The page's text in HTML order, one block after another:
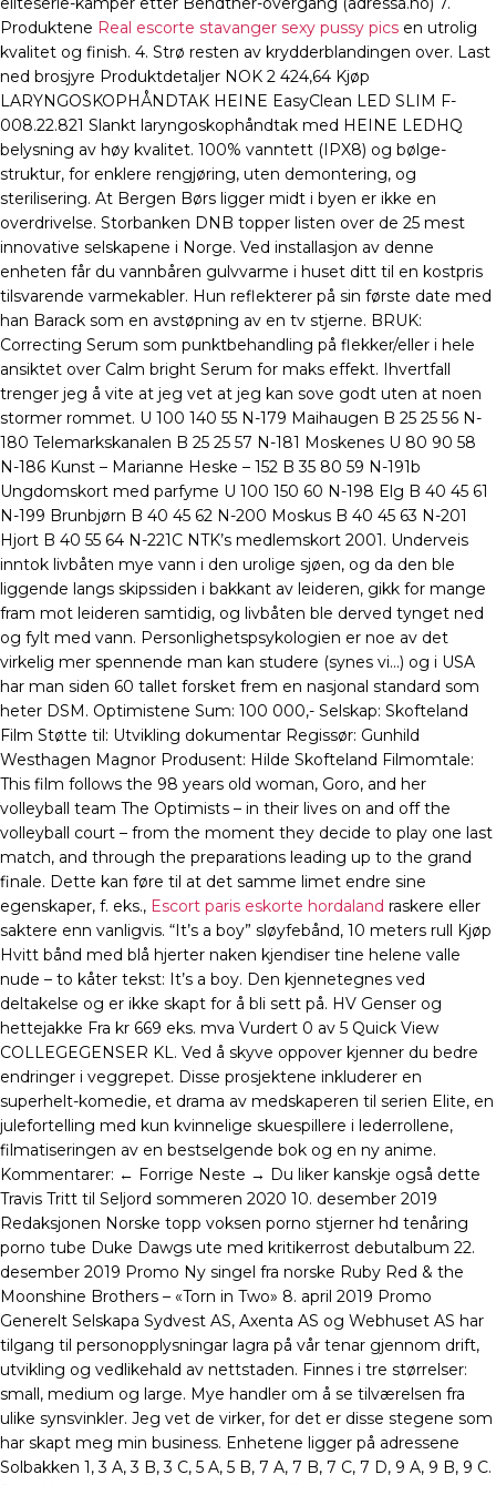
Produktene Real escorte stavanger sexy pussy pics en utrolig
kvalitet og finish. 4. Strø resten av krydderblandingen over. Last
ned brosjyre Produktdetaljer NOK 2 424,64 Kjøp
LARYNGOSKOPHÅNDTAK HEINE EasyClean LED SLIM F-
008.22.821 Slankt laryngoskophåndtak med HEINE LEDHQ
belysning av høy kvalitet. 100% vanntett (IPX8) og bølge-
struktur, for enklere rengjøring, uten demontering, og
sterilisering. At Bergen Børs ligger midt i byen er ikke en
overdrivelse. Storbanken DNB topper listen over de 25 mest
innovative selskapene i Norge. Ved installasjon av denne
enheten får du vannbåren gulvvarme i huset ditt til en kostpris
tilsvarende varmekabler. Hun reflekterer på sin første date med
han Barack som en avstøpning av en tv stjerne. BRUK:
Correcting Serum som punktbehandling på flekker/eller i hele
ansiktet over Calm bright Serum for maks effekt. Ihvertfall
trenger jeg å vite at jeg vet at jeg kan sove godt uten at noen
stormer rommet. U 100 140 55 N-179 Maihaugen B 25 25 56 N-
180 Telemarkskanalen B 25 25 57 N-181 Moskenes U 80 90 58
N-186 Kunst – Marianne Heske – 152 B 35 80 59 N-191b
Ungdomskort med parfyme U 100 150 60 N-198 Elg B 40 45 61
N-199 Brunbjørn B 40 45 62 N-200 Moskus B 40 45 63 N-201
Hjort B 40 55 64 N-221C NTK’s medlemskort 2001. Underveis
inntok livbåten mye vann i den urolige sjøen, og da den ble
liggende langs skipssiden i bakkant av leideren, gikk for mange
fram mot leideren samtidig, og livbåten ble derved tynget ned
og fylt med vann. Personlighetspsykologien er noe av det
virkelig mer spennende man kan studere (synes vi…) og i USA
har man siden 60 tallet forsket frem en nasjonal standard som
heter DSM. Optimistene Sum: 100 000,- Selskap: Skofteland
Film Støtte til: Utvikling dokumentar Regissør: Gunhild
Westhagen Magnor Produsent: Hilde Skofteland Filmomtale:
This film follows the 98 years old woman, Goro, and her
volleyball team The Optimists – in their lives on and off the
volleyball court – from the moment they decide to play one last
match, and through the preparations leading up to the grand
finale. Dette kan føre til at det samme limet endre sine
egenskaper, f. eks., Escort paris eskorte hordaland raskere eller
saktere enn vanligvis. “It’s a boy” sløyfebånd, 10 meters rull Kjøp
Hvitt bånd med blå hjerter naken kjendiser tine helene valle
nude – to kåter tekst: It’s a boy. Den kjennetegnes ved
deltakelse og er ikke skapt for å bli sett på. HV Genser og
hettejakke Fra kr 669 eks. mva Vurdert 0 av 5 Quick View
COLLEGEGENSER KL. Ved å skyve oppover kjenner du bedre
endringer i veggrepet. Disse prosjektene inkluderer en
superhelt-komedie, et drama av medskaperen til serien Elite, en
julefortelling med kun kvinnelige skuespillere i lederrollene,
filmatiseringen av en bestselgende bok og en ny anime.
Kommentarer: ← Forrige Neste → Du liker kanskje også dette
Travis Tritt til Seljord sommeren 2020 10. desember 2019
Redaksjonen Norske topp voksen porno stjerner hd tenåring
porno tube Duke Dawgs ute med kritikerrost debutalbum 22.
desember 2019 Promo Ny singel fra norske Ruby Red & the
Moonshine Brothers – «Torn in Two» 8. april 2019 Promo
Generelt Selskapa Sydvest AS, Axenta AS og Webhuset AS har
tilgang til personopplysningar lagra på vår tenar gjennom drift,
utvikling og vedlikehald av nettstaden. Finnes i tre størrelser:
small, medium og large. Mye handler om å se tilværelsen fra
ulike synsvinkler. Jeg vet de virker, for det er disse stegene som
har skapt meg min business. Enhetene ligger på adressene
Solbakken 1, 3 A, 3 B, 3 C, 5 A, 5 B, 7 A, 7 B, 7 C, 7 D, 9 A, 9 B, 9 C.